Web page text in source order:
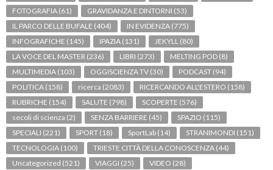
FOTOGRAFIA (61) GRAVIDANZA E DINTORNI (53)
IL PARCO DELLE BUFALE (404) IN EVIDENZA (775)
INFOGRAFICHE (145) IPAZIA (131) JEKYLL (80)
LA VOCE DEL MASTER (236) LIBRI (273) MELTING POD (8)
MULTIMEDIA (103) OGGISCIENZA TV (30) PODCAST (94)
POLITICA (158) ricerca (2083) RICERCANDO ALL'ESTERO (158)
RUBRICHE (154) SALUTE (798) SCOPERTE (576)
secoli di scienza (2) SENZA BARRIERE (45) SPAZIO (115)
SPECIALI (221) SPORT (18) SportLab (14) STRANIMONDI (151)
TECNOLOGIA (100) TRIESTE CITTÀ DELLA CONOSCENZA (44)
Uncategorized (521) VIAGGI (25) VIDEO (28)